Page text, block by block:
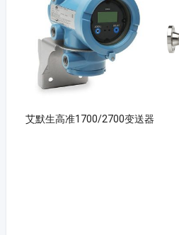
艾默生高准1700/2700变送器